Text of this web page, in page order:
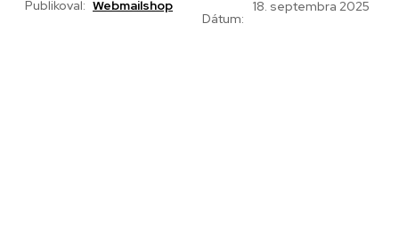
Publikoval: Webmailshop
Dátum:
18. septembra 2025